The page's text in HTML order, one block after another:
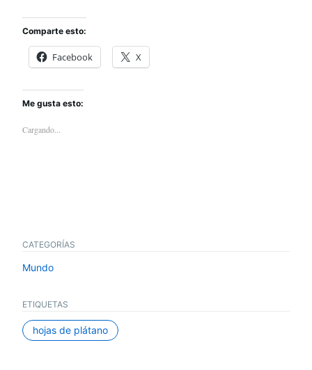
Comparte esto:
Facebook X
Me gusta esto:
Cargando...
CATEGORÍAS
Mundo
ETIQUETAS
hojas de plátano